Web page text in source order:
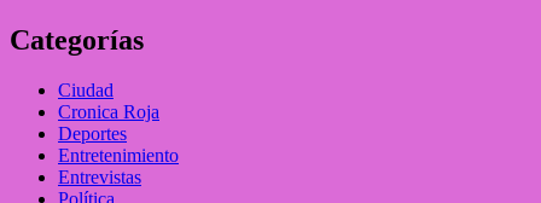
Categorías
Ciudad
Cronica Roja
Deportes
Entretenimiento
Entrevistas